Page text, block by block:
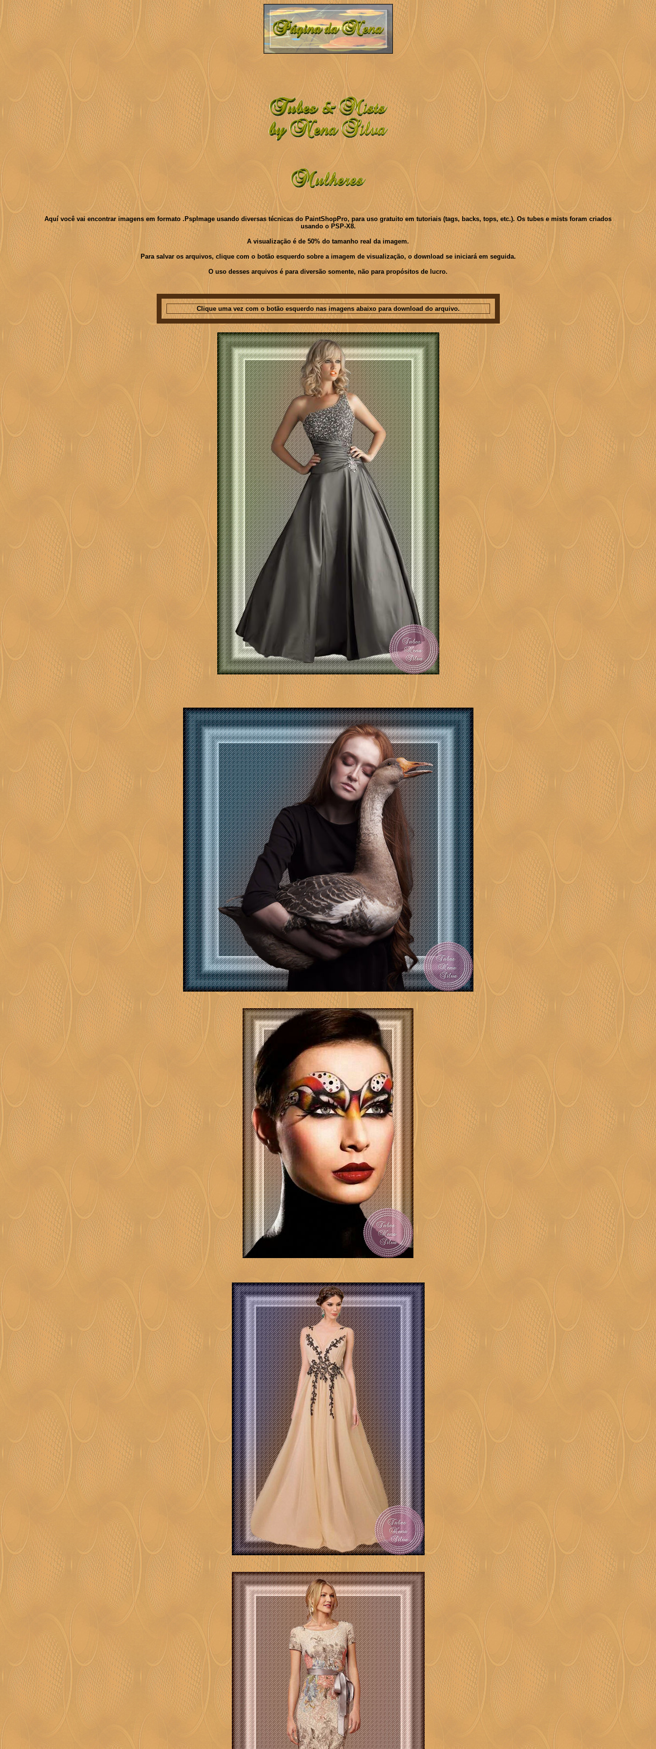
Aquí você vai encontrar imagens em formato .PspImage usando diversas técnicas do PaintShopPro, para uso gratuito em tutoriais (tags, backs, tops, etc.). Os tubes e mists foram criados
usando o PSP-X8.
A visualização é de 50% do tamanho real da imagem.
Para salvar os arquivos, clique com o botão esquerdo sobre a imagem de visualização, o download se iniciará em seguida.
O uso desses arquivos é para diversão somente, não para propósitos de lucro.
Clique uma vez com o botão esquerdo nas imagens abaixo para download do arquivo.